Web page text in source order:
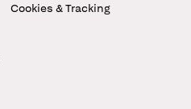
Cookies & Tracking